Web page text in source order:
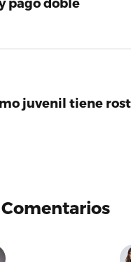
juvenil tiene